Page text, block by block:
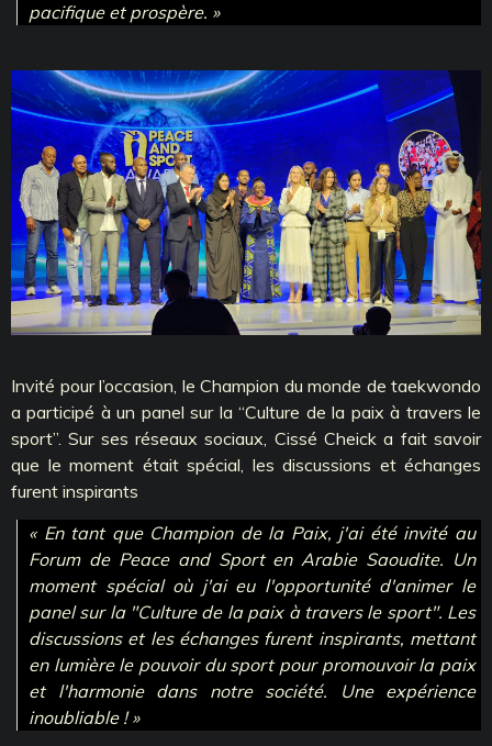
pacifique et prospère. »
Invité pour l’occasion, le Champion du monde de taekwondo
a participé à un panel sur la ‘‘Culture de la paix à travers le
sport’’. Sur ses réseaux sociaux, Cissé Cheick a fait savoir
que le moment était spécial, les discussions et échanges
furent inspirants
« En tant que Champion de la Paix, j'ai été invité au
Forum de Peace and Sport en Arabie Saoudite. Un
moment spécial où j'ai eu l'opportunité d'animer le
panel sur la "Culture de la paix à travers le sport". Les
discussions et les échanges furent inspirants, mettant
en lumière le pouvoir du sport pour promouvoir la paix
et l'harmonie dans notre société. Une expérience
inoubliable ! »